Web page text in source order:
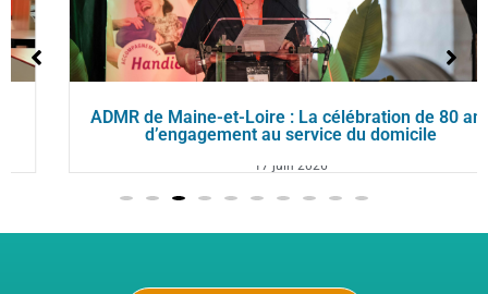
ADMR de Maine-et-Loire : La célébration de 80 ans
d’engagement au service du domicile
17 juin 2026